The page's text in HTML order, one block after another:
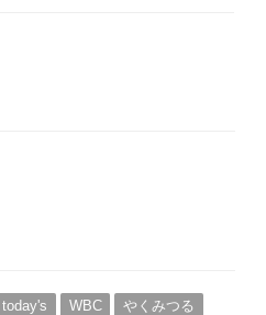
today's WBC
やくみつる